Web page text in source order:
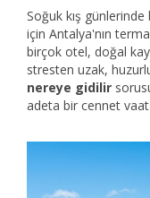
Soğuk kış
için Antalya'nın
birçok otel, doğal
stresten uzak,
nereye gidilir
adeta bir cennet